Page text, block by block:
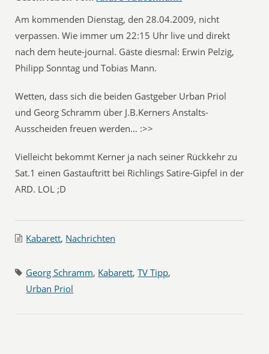
Am kommenden Dienstag, den 28.04.2009, nicht
verpassen. Wie immer um 22:15 Uhr live und direkt
nach dem heute-journal. Gäste diesmal: Erwin Pelzig,
Philipp Sonntag und Tobias Mann.
Wetten, dass sich die beiden Gastgeber Urban Priol
und Georg Schramm über J.B.Kerners Anstalts-
Ausscheiden freuen werden… :>>
Vielleicht bekommt Kerner ja nach seiner Rückkehr zu
Sat.1 einen Gastauftritt bei Richlings Satire-Gipfel in der
ARD. LOL ;D
Kabarett, Nachrichten
Georg Schramm, Kabarett,TV Tipp,
Urban Priol